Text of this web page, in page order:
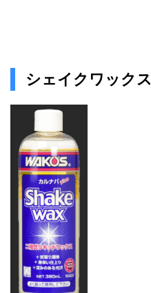
シェイクワックス